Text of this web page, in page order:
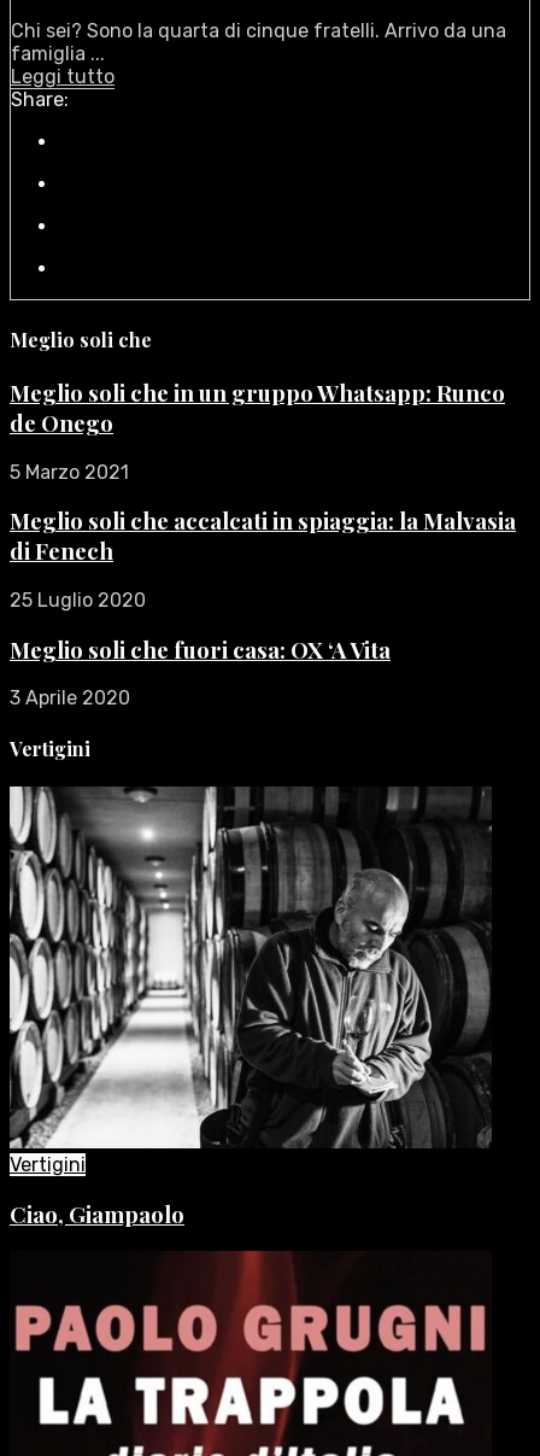
Chi sei? Sono la quarta di cinque fratelli. Arrivo da una
famiglia ...
Leggi tutto
Share:
Meglio soli che
Meglio soli che in un gruppo Whatsapp: Runco
de Onego
5 Marzo 2021
Meglio soli che accalcati in spiaggia: la Malvasia
di Fenech
25 Luglio 2020
Meglio soli che fuori casa: OX ‘A Vita
3 Aprile 2020
Vertigini
Vertigini
Ciao, Giampaolo